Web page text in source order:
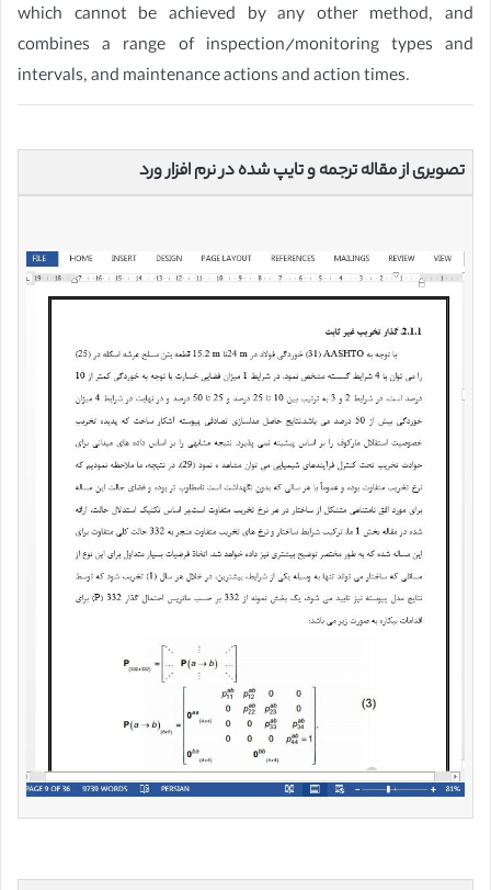
which cannot be achieved by any other method, and
combines a range of inspection/monitoring types and
intervals, and maintenance actions and action times.
تصویری از مقاله ترجمه و تایپ شده در نرم افزار ورد